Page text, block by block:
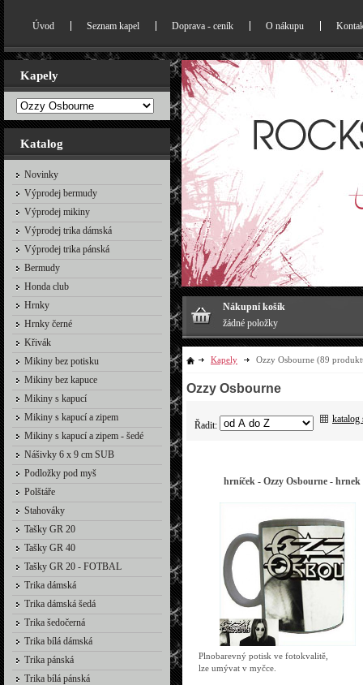
Kapely
Katalog
Novinky
Výprodej bermudy
Výprodej mikiny
Výprodej trika dámská
Výprodej trika pánská
Bermudy
Honda club
Hrnky
Hrnky černé
Křivák
Mikiny bez potisku
Mikiny bez kapuce
Mikiny s kapucí
Mikiny s kapucí a zipem
Mikiny s kapucí a zipem - šedé
Nášivky 6 x 9 cm SUB
Podložky pod myš
Polštáře
Stahováky
Tašky GR 20
Tašky GR 40
Tašky GR 20 - FOTBAL
Trika dámská
Trika dámská šedá
Trika šedočerná
Trika bílá dámská
Trika pánská
Trika bílá pánská
Kapely Ozzy Osbourne (89
Ozzy Osbourne
Řadit:
katalog
hrníček - Ozzy Osbourne - hrnek
Plnobarevný potisk ve fotokvalitě,
lze umývat v myčce.
Úvod Seznam kapel Doprava - ceník O nákupu
Nákupní košík
žádné položky